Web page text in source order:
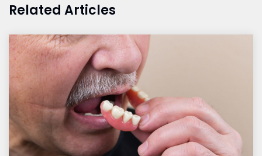
Related Articles